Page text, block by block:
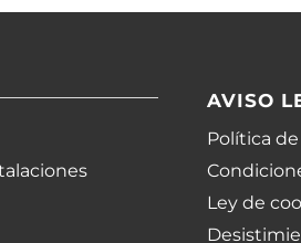
AVISO
Política
Ley de